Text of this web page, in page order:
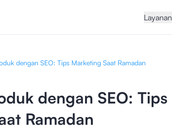
Layanan
dengan SEO: Tips Marketing Saat Ramadan
dengan SEO: Tips
Ramadan